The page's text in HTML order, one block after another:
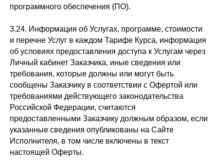
программного обеспечения (ПО).
3.24. Информация об Услугах, программе, стоимости
и перечне Услуг в каждом Тарифе Курса, информация
об условиях предоставления доступа к Услугам через
Личный кабинет Заказчика, иные сведения или
требования, которые должны или могут быть
сообщены Заказчику в соответствии с Офертой или
требованиями действующего законодательства
Российской Федерации, считаются
предоставленными Заказчику должным образом, если
указанные сведения опубликованы на Сайте
Исполнителя, в том числе включены в текст
настоящей Оферты.